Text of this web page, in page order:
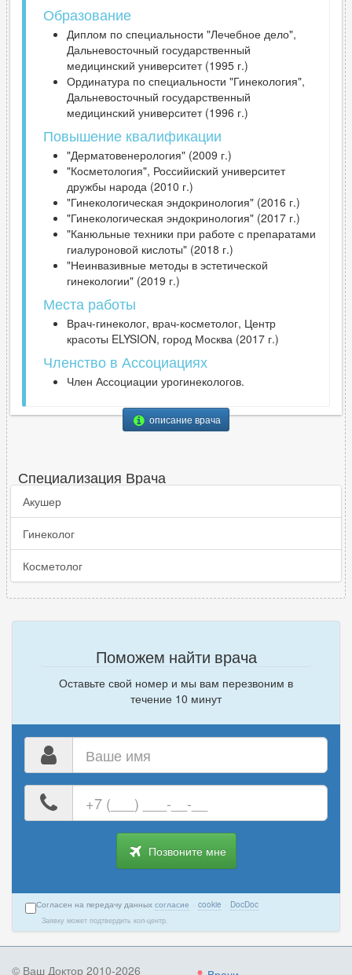
Образование
Диплом по специальности "Лечебное дело",
Дальневосточный государственный
медицинский университет (1995 г.)
Ординатура по специальности "Гинекология",
Дальневосточный государственный
медицинский университет (1996 г.)
Повышение квалификации
"Дерматовенерология" (2009 г.)
"Косметология", Российиский университет
дружбы народа (2010 г.)
"Гинекологическая эндокринология" (2016 г.)
"Гинекологическая эндокринология" (2017 г.)
"Канюльные техники при работе с препаратами
гиалуроновой кислоты" (2018 г.)
"Неинвазивные методы в эстетической
гинекологии" (2019 г.)
Места работы
Врач-гинеколог, врач-косметолог, Центр
красоты ELYSION, город Москва (2017 г.)
Членство в Ассоциациях
Член Ассоциации урогинекологов.
описание врача
Специализация Врача
Акушер
Гинеколог
Косметолог
Поможем найти врача
Оставьте свой номер и мы вам перезвоним в
течение 10 минут
номер
телефона
Позвоните мне
Согласен на передачу данных согласие · cookie · DocDoc
Заявку может подтвердить кол-центр.
© Ваш Доктор 2010-2026